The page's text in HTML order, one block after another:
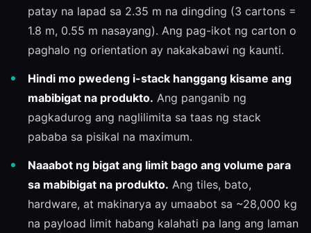
patay na lapad sa 2.35 m na dingding (3 cartons =
1.8 m, 0.55 m nasayang). Ang pag-ikot ng carton o
paghalo ng orientation ay nakakabawi ng kaunti.
Hindi mo pwedeng i-stack hanggang kisame ang
mabibigat na produkto. Ang panganib ng
pagkadurog ang naglilimita sa taas ng stack
pababa sa pisikal na maximum.
Naaabot ng bigat ang limit bago ang volume para
sa mabibigat na produkto. Ang tiles, bato,
hardware, at makinarya ay umaabot sa ~28,000 kg
na payload limit habang kalahati pa lang ang laman